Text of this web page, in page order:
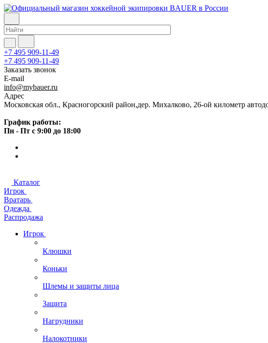
+7 495 909-11-49
+7 495 909-11-49
Заказать звонок
E-mail
info@mybauer.ru
Адрес
Московская обл., Красногорский район,дер. Михалково, 26-ой километр
График работы:
Пн - Пт с 9:00 до 18:00
Каталог
Игрок
Вратарь
Одежда
Распродажа
Игрок
Клюшки
Коньки
Шлемы и защиты лица
Защита
Нагрудники
Налокотники